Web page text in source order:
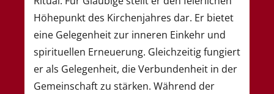
Höhepunkt des Kirchenjahres dar. Er bietet
eine Gelegenheit zur inneren Einkehr und
spirituellen Erneuerung. Gleichzeitig fungiert
er als Gelegenheit, die Verbundenheit in der
Gemeinschaft zu stärken. Während der